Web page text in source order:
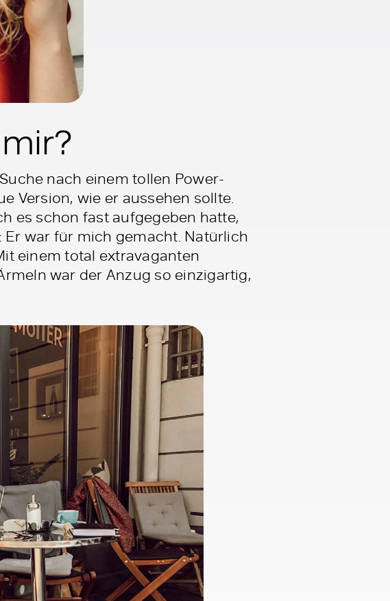
nach einem tollen Power-
Version, wie er aussehen sollte.
es schon fast aufgegeben hatte,
Er war für mich gemacht. Natürlich
einem total extravaganten
war der Anzug so einzigartig,